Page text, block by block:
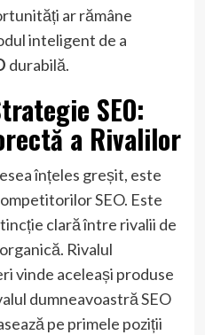
ar rămâne
inteligent de a
durabilă.
SEO:
a Rivalilor
înțeles greșit, este
SEO. Este
clară între rivalii de
Rivalul
vinde aceleași produse
dumneavoastră SEO
pe primele poziții